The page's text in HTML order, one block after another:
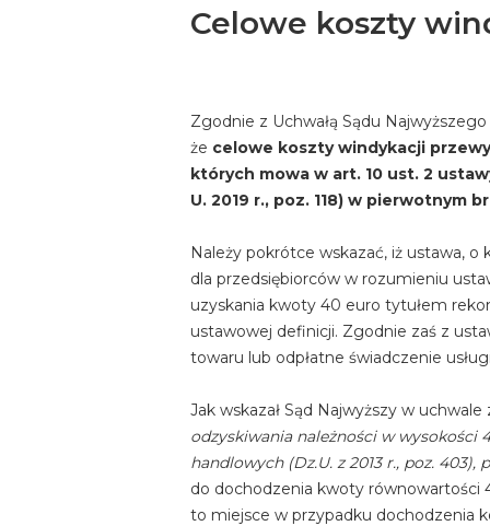
Celowe koszty
Zgodnie z Uchwałą Sądu
że celowe koszty windykacji
których mowa w art. 10 ust. 2
U. 2019 r., poz. 118) w pierwotnym
Należy pokrótce wskazać, iż ustawa,
dla przedsiębiorców w rozumieniu
uzyskania kwoty 40 euro tytułem
ustawowej definicji. Zgodnie zaś z
towaru lub odpłatne świadczenie
Jak wskazał Sąd Najwyższy w
odzyskiwania należności w wysokości
handlowych (Dz.U. z 2013 r., poz.
do dochodzenia kwoty równowartości
to miejsce w przypadku dochodzenia